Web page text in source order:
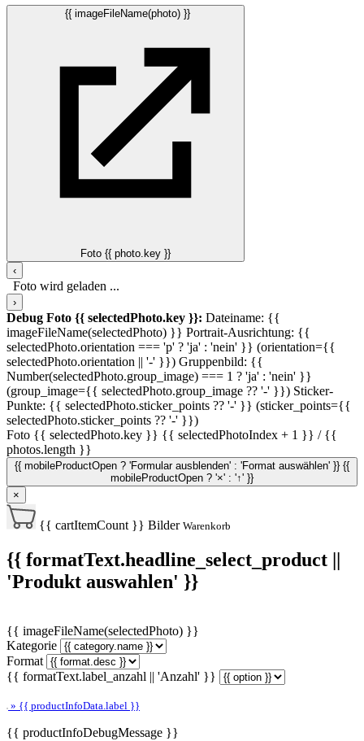
{{ imageFileName(photo) }}
Foto {{ photo.key }}
‹
Foto wird geladen ...
›
Debug Foto {{ selectedPhoto.key }}: Dateiname: {{
imageFileName(selectedPhoto) }} Portrait-Ausrichtung: {{
selectedPhoto.orientation === 'p' ? 'ja' : 'nein' }} (orientation={{
selectedPhoto.orientation || '-' }}) Gruppenbild: {{
Number(selectedPhoto.group_image) === 1 ? 'ja' : 'nein' }}
(group_image={{ selectedPhoto.group_image ?? '-' }}) Sticker-
Punkte: {{ selectedPhoto.sticker_points ?? '-' }} (sticker_points={{
selectedPhoto.sticker_points ?? '-' }})
Foto {{ selectedPhoto.key }} {{ selectedPhotoIndex + 1 }} / {{
photos.length }}
{{ mobileProductOpen ? 'Formular ausblenden' : 'Format auswählen' }} {{
mobileProductOpen ? '×' : '↑' }}
×
{{ cartItemCount }} Bilder Warenkorb
{{ formatText.headline_select_product ||
'Produkt auswahlen' }}
{{ imageFileName(selectedPhoto) }}
Kategorie
Format
{{ formatText.label_anzahl || 'Anzahl' }}
» {{ productInfoData.label }}
{{ productInfoDebugMessage }}